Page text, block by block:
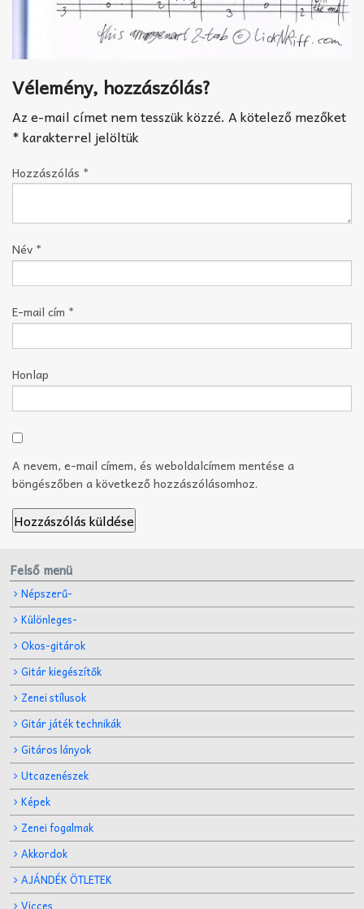
Vélemény, hozzászólás?
Az e-mail címet nem tesszük közzé. A kötelező mezőket
*karakterrel jelöltük
Hozzászólás *
Név *
E-mail cím *
Honlap
A nevem, e-mail címem, és weboldalcímem mentése a
böngészőben a következő hozzászólásomhoz.
Felső menü
Népszerű-
Különleges-
Okos-gitárok
Gitár kiegészítők
Zenei stílusok
Gitár játék technikák
Gitáros lányok
Utcazenészek
Képek
Zenei fogalmak
Akkordok
AJÁNDÉK ÖTLETEK
Vicces